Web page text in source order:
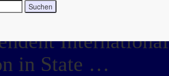
International
in State …